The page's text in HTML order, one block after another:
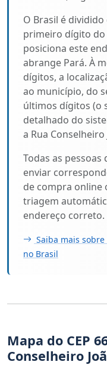
O Brasil é
primeiro dígito do
posiciona este
abrange Pará. À
dígitos, a
ao município, do
últimos dígitos (o
detalhado do
a Rua
Todas as pessoas
enviar
de compra online
triagem
endereço correto.
Saiba mais
no Brasil
Mapa do CEP
Conselheiro